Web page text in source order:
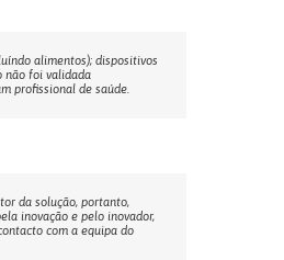
alimentos); dispositivos
não foi validada
profissional de saúde.
da solução, portanto,
inovação e pelo inovador,
com a equipa do